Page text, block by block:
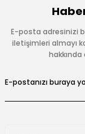
E-posta adresinizi
iletişimleri almayı